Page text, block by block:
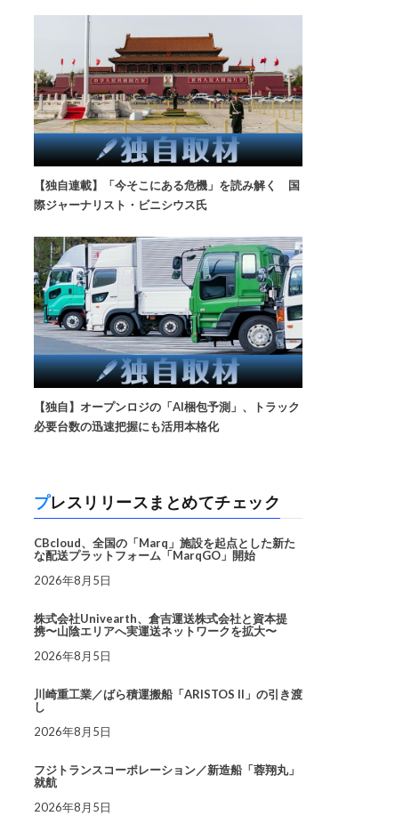
【独自連載】「今そこにある危機」を読み解く 国
際ジャーナリスト・ビニシウス氏
【独自】オープンロジの「AI梱包予測」、トラック
必要台数の迅速把握にも活用本格化
プレスリリースまとめてチェック
CBcloud、全国の「Marq」施設を起点とした新た
な配送プラットフォーム「MarqGO」開始
2026年8月5日
株式会社Univearth、倉吉運送株式会社と資本提
携〜山陰エリアへ実運送ネットワークを拡大〜
2026年8月5日
川崎重工業／ばら積運搬船「ARISTOS II」の引き渡
し
2026年8月5日
フジトランスコーポレーション／新造船「蓉翔丸」
就航
2026年8月5日